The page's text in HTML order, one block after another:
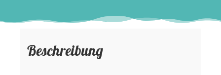
Beschreibung